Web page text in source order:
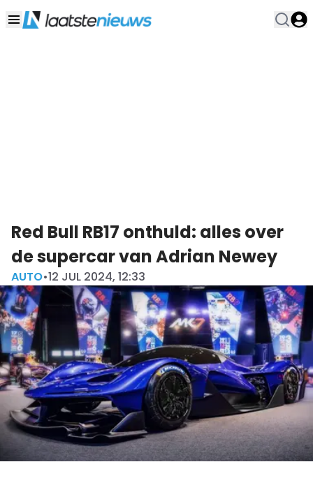
Red Bull RB17 onthuld: alles over
de supercar van Adrian Newey
AUTO•12 JUL 2024, 12:33